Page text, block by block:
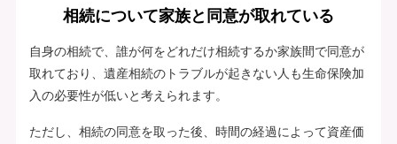
相続について家族と同意が取れている
自身の相続で、誰が何をどれだけ相続するか家族間で同意が
取れており、遺産相続のトラブルが起きない人も生命保険加
入の必要性が低いと考えられます。
ただし、相続の同意を取った後、時間の経過によって資産価